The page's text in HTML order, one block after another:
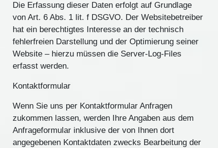
Die Erfassung dieser Daten erfolgt auf Grundlage
von Art. 6 Abs. 1 lit. f DSGVO. Der Websitebetreiber
hat ein berechtigtes Interesse an der technisch
fehlerfreien Darstellung und der Optimierung seiner
Website – hierzu müssen die Server-Log-Files
erfasst werden.
Kontaktformular
Wenn Sie uns per Kontaktformular Anfragen
zukommen lassen, werden Ihre Angaben aus dem
Anfrageformular inklusive der von Ihnen dort
angegebenen Kontaktdaten zwecks Bearbeitung der